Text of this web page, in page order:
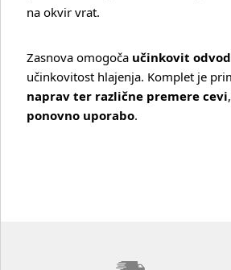
na okvir vrat.
Zasnova omogoča učinkovit
učinkovitost hlajenja. Komplet je
naprav ter različne premere cevi
ponovno uporabo.